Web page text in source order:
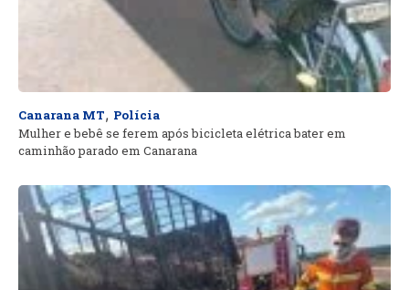
Canarana MT, Polícia
Mulher e bebê se ferem após bicicleta elétrica bater em
caminhão parado em Canarana